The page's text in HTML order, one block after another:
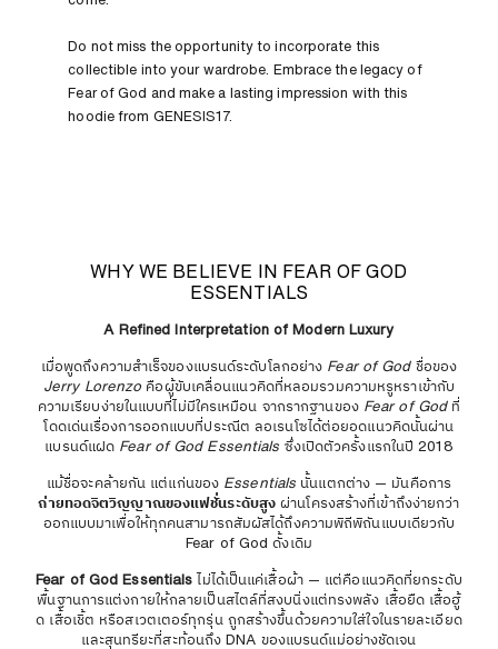
Do not miss the opportunity to incorporate this
collectible into your wardrobe. Embrace the legacy of
Fear of God and make a lasting impression with this
hoodie from GENESIS17.
WHY WE BELIEVE IN FEAR OF GOD
ESSENTIALS
A Refined Interpretation of Modern Luxury
เมื่อพูดถึงความสำเร็จของแบรนด์ระดับโลกอย่าง Fear of Godชื่อของ
Jerry Lorenzo คือผู้ขับเคลื่อนแนวคิดที่หลอมรวมความหรูหราเข้ากับ
ความเรียบง่ายในแบบที่ไม่มีใครเหมือน จากรากฐานของ Fear of Godที่
โดดเด่นเรื่องการออกแบบที่ประณีต ลอเรนโซได้ต่อยอดแนวคิดนั้นผ่าน
แบรนด์แฝด Fear of God Essentials ซึ่งเปิดตัวครั้งแรกในปี 2018
แม้ชื่อจะคล้ายกัน แต่แก่นของ Essentials นั้นแตกต่าง — มันคือการ
ถ่ายทอดจิตวิญญาณของแฟชั่นระดับสูง ผ่านโครงสร้างที่เข้าถึงง่ายกว่า
ออกแบบมาเพื่อให้ทุกคนสามารถสัมผัสได้ถึงความพิถีพิถันแบบเดียวกับ
Fear of God ดั้งเดิม
Fear of God Essentials ไม่ได้เป็นแค่เสื้อผ้า — แต่คือแนวคิดที่ยกระดับ
พื้นฐานการแต่งกายให้กลายเป็นสไตล์ที่สงบนิ่งแต่ทรงพลัง เสื้อยืด เสื้อฮู้
ด เสื้อเชิ้ต หรือสเวตเตอร์ทุกรุ่น ถูกสร้างขึ้นด้วยความใส่ใจในรายละเอียด
และสุนทรียะที่สะท้อนถึง DNA ของแบรนด์แม่อย่างชัดเจน